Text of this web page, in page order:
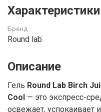
Характеристики
Бренд
Round lab
Описание
Гель Round Lab Birch
Cool — это экспресс-
освежает, успокаивает